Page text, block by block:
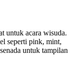
untuk acara wisuda.
seperti pink, mint,
untuk tampilan